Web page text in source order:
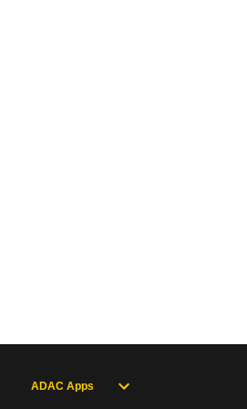
ADAC Apps